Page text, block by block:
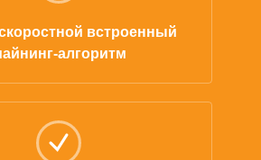
встроенный
алгоритм